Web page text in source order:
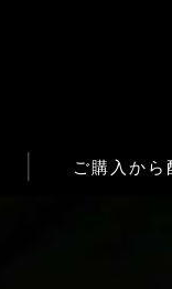
ご購入か